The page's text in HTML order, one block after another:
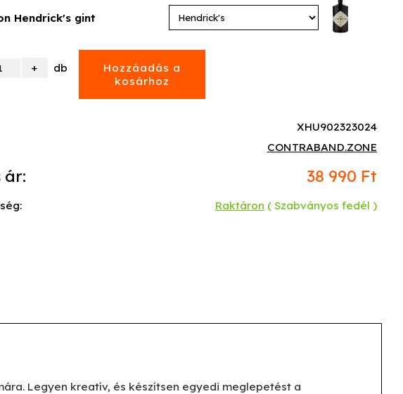
Hendrick's gint
db
XHU902323024
CONTRABAND.ZONE
ár: 38 990 Ft
Raktáron ( Szabványos fedél )
Legyen kreatív, és készítsen egyedi meglepetést a